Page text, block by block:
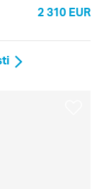
2 310 EUR